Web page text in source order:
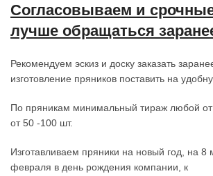
Согласовываем и
лучше обращаться
Рекомендуем эскиз и доску заказать
изготовление пряников поставить на
По пряникам минимальный тираж любой от
от 50 -100 шт.
Изготавливаем пряники на новый год, на 8
февраля в день рождения компании, к